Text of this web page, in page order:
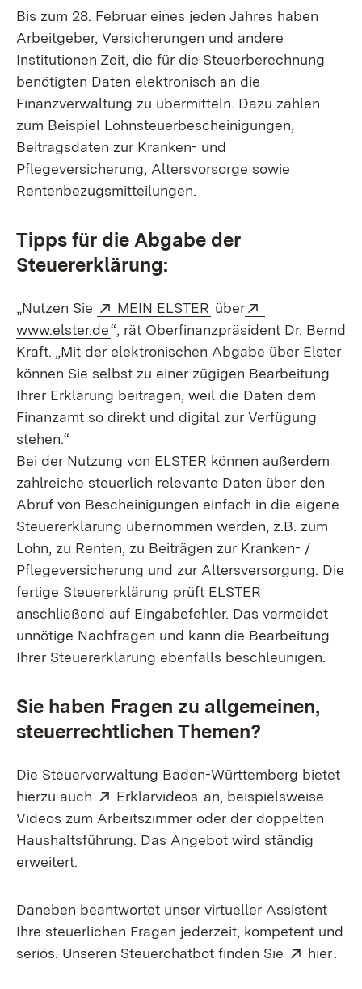
Bis zum 28. Februar eines jeden Jahres haben
Arbeitgeber, Versicherungen und andere
Institutionen Zeit, die für die Steuerberechnung
benötigten Daten elektronisch an die
Finanzverwaltung zu übermitteln. Dazu zählen
zum Beispiel Lohnsteuerbescheinigungen,
Beitragsdaten zur Kranken- und
Pflegeversicherung, Altersvorsorge sowie
Rentenbezugsmitteilungen.
Tipps für die Abgabe der
Steuererklärung:
„Nutzen Sie Extern:
MEIN ELSTER (Öffnet in neuem
über
www.elster.de(Öffnet in neuem Fenster)
“, rät Oberfinanzpräsident Dr. Bernd
Kraft. „Mit der elektronischen Abgabe über Elster
können Sie selbst zu einer zügigen Bearbeitung
Ihrer Erklärung beitragen, weil die Daten dem
Finanzamt so direkt und digital zur Verfügung
stehen.“
Bei der Nutzung von ELSTER können außerdem
zahlreiche steuerlich relevante Daten über den
Abruf von Bescheinigungen einfach in die eigene
Steuererklärung übernommen werden, z.B. zum
Lohn, zu Renten, zu Beiträgen zur Kranken- /
Pflegeversicherung und zur Altersversorgung. Die
fertige Steuererklärung prüft ELSTER
anschließend auf Eingabefehler. Das vermeidet
unnötige Nachfragen und kann die Bearbeitung
Ihrer Steuererklärung ebenfalls beschleunigen.
Sie haben Fragen zu allgemeinen,
steuerrechtlichen Themen?
Die Steuerverwaltung Baden-Württemberg bietet
hierzu auch
Extern:
Erklärvideos (Öffnet in neuem
an, beispielsweise
Videos zum Arbeitszimmer oder der doppelten
Haushaltsführung. Das Angebot wird ständig
erweitert.
Daneben beantwortet unser virtueller Assistent
Ihre steuerlichen Fragen jederzeit, kompetent und
seriös. Unseren Steuerchatbot finden Sie
Extern:
hier.